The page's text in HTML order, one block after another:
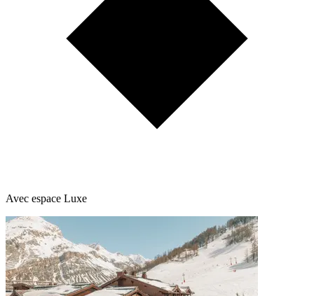
Avec espace Luxe